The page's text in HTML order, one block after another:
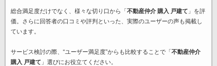
総合満足度だけでなく、様々な切り口から「 不動産仲介 購入 戸建て 」を評
価。さらに回答者の口コミや評判といった、実際のユーザーの声も掲載し
ています。
サービス検討の際、“ユーザー満足度”からも比較することで「 不動産仲介
購入 戸建て 」選びにお役立てください。